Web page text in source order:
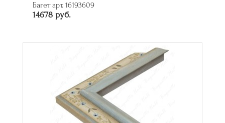
Багет арт. 16193609
14678 руб.